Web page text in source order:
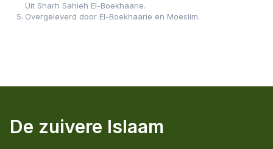
Uit Sharh Sahieh El-Boekhaarie.
Overgeleverd door El-Boekhaarie en Moeslim.
De zuivere Islaam